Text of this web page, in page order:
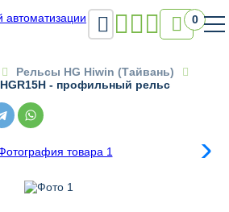
 0
Рельсы HG Hiwin (Тайвань)
HGR15H - профильный рельс